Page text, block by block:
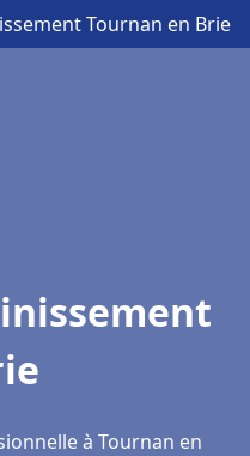
Tournan en Brie
à Tournan en